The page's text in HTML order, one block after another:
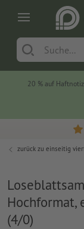
20 % auf
zurück zu einseitig
(4/0)